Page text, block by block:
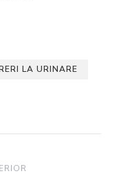
LA URINARE